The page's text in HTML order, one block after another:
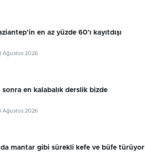
en az yüzde 60’ı kayıtdışı
Ağustos 2026
sonra en kalabalık derslik bizde
Ağustos 2026
mantar gibi sürekli kefe ve büfe türüyor